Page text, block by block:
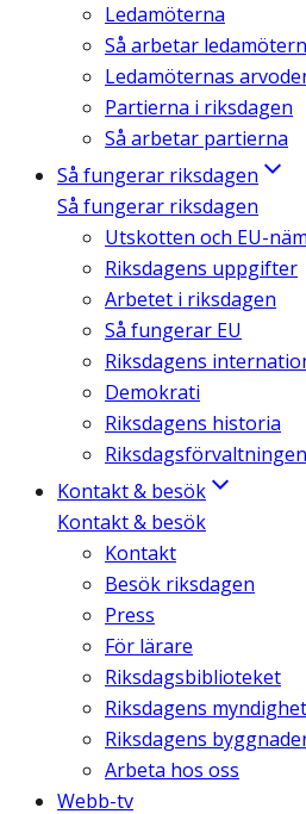
Ledamöterna
Så arbetar
Ledamöternas
Partierna i riksdagen
Så arbetar partierna
Så fungerar riksdagen
Så fungerar riksdagen
Utskotten och EU-
Riksdagens uppgifter
Arbetet i riksdagen
Så fungerar EU
Riksdagens
Demokrati
Riksdagens historia
Riksdagsförvaltningen
Kontakt & besök
Kontakt & besök
Kontakt
Besök riksdagen
Press
För lärare
Riksdagsbiblioteket
Riksdagens
Riksdagens
Arbeta hos oss
Webb-tv